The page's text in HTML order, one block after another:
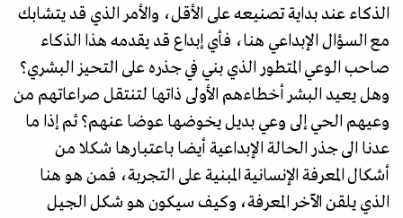
الذكاء عند بداية تصنيعه على الأقل، والأمر الذي قد يتشابك
مع السؤال الإبداعي هنا، فأي إبداع قد يقدمه هذا الذكاء
صاحب الوعي المتطور الذي بني في جذره على التحيز البشري؟
وهل يعيد البشر أخطاءهم الأولى ذاتها لتنتقل صراعاتهم من
وعيهم الحي إلى وعي بديل يخوضها عوضا عنهم؟ ثم إذا ما
عدنا الى جذر الحالة الإبداعية أيضا باعتبارها شكلا من
أشكال المعرفة الإنسانية المبنية على التجربة، فمن هو هنا
الذي يلقن الآخر المعرفة، وكيف سيكون هو شكل الجيل